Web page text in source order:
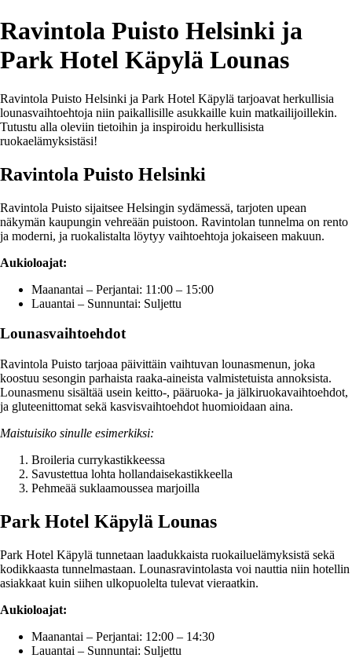
Ravintola Puisto Helsinki ja
Park Hotel Käpylä Lounas
Ravintola Puisto Helsinki ja Park Hotel Käpylä tarjoavat herkullisia
lounasvaihtoehtoja niin paikallisille asukkaille kuin matkailijoillekin.
Tutustu alla oleviin tietoihin ja inspiroidu herkullisista
ruokaelämyksistäsi!
Ravintola Puisto Helsinki
Ravintola Puisto sijaitsee Helsingin sydämessä, tarjoten upean
näkymän kaupungin vehreään puistoon. Ravintolan tunnelma on rento
ja moderni, ja ruokalistalta löytyy vaihtoehtoja jokaiseen makuun.
Aukioloajat:
Maanantai – Perjantai: 11:00 – 15:00
Lauantai – Sunnuntai: Suljettu
Lounasvaihtoehdot
Ravintola Puisto tarjoaa päivittäin vaihtuvan lounasmenun, joka
koostuu sesongin parhaista raaka-aineista valmistetuista annoksista.
Lounasmenu sisältää usein keitto-, pääruoka- ja jälkiruokavaihtoehdot,
ja gluteenittomat sekä kasvisvaihtoehdot huomioidaan aina.
Maistuisiko sinulle esimerkiksi:
Broileria currykastikkeessa
Savustettua lohta hollandaisekastikkeella
Pehmeää suklaamoussea marjoilla
Park Hotel Käpylä Lounas
Park Hotel Käpylä tunnetaan laadukkaista ruokailuelämyksistä sekä
kodikkaasta tunnelmastaan. Lounasravintolasta voi nauttia niin hotellin
asiakkaat kuin siihen ulkopuolelta tulevat vieraatkin.
Aukioloajat:
Maanantai – Perjantai: 12:00 – 14:30
Lauantai – Sunnuntai: Suljettu